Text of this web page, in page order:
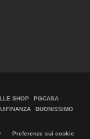
SHOP
PGCASA
BUONISSIMO
Preferenze sui cookie